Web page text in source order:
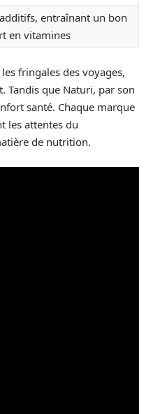
entraînant un bon
en vitamines
fringales des voyages,
que Naturi, par son
santé. Chaque marque
les attentes du
de nutrition.